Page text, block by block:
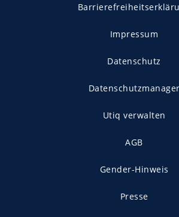
Impressum
Datenschutz
Datenschutzmanager
Utiq verwalten
AGB
Gender-Hinweis
Presse